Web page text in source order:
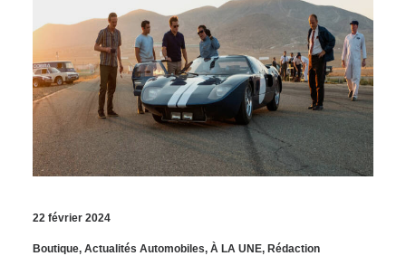
22 février 2024
Boutique, Actualités Automobiles, À LA UNE, Rédaction